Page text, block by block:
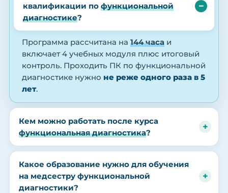
квалификации по функциональной
диагностике?
Программа рассчитана на 144 часа и
включает 4 учебных модуля плюс итоговый
контроль. Проходить ПК по функциональной
диагностике нужно не реже одного раза в 5
лет.
Кем можно работать после курса
функциональная диагностика?
Какое образование нужно для обучения
на медсестру функциональной
диагностики?